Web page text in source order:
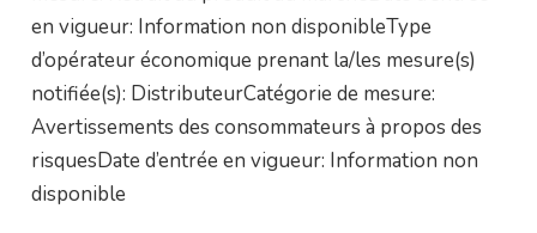
en vigueur: Information non disponibleType
d’opérateur économique prenant la/les mesure(s)
notifiée(s): DistributeurCatégorie de mesure:
Avertissements des consommateurs à propos des
risquesDate d’entrée en vigueur: Information non
disponible